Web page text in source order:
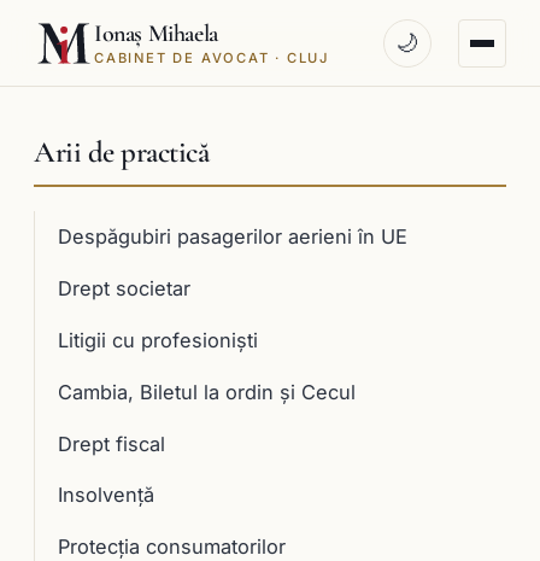
Ionaș Mihaela
CABINET DE AVOCAT · CLUJ
🌙
Arii de practică
Despăgubiri pasagerilor aerieni în UE
Drept societar
Litigii cu profesioniști
Cambia, Biletul la ordin și Cecul
Drept fiscal
Insolvență
Protecția consumatorilor